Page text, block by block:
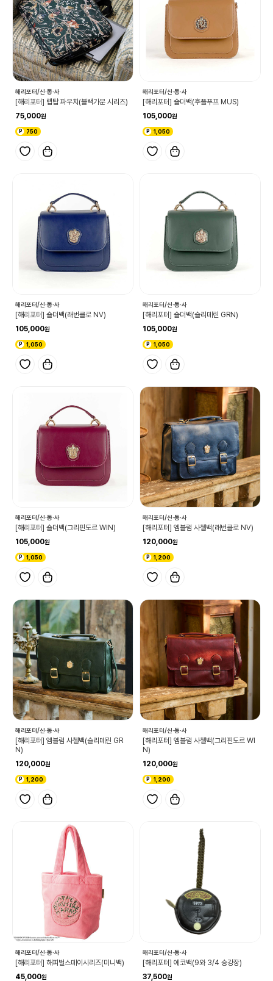
해리포터/신·동·사
[해리포터] 랩탑 파우치(블랙가문 시리즈)
75,000
750
해리포터/신·동·사
[해리포터] 숄더백(후플푸프 MUS)
105,000
1,050
해리포터/신·동·사
[해리포터] 숄더백(래번클로 NV)
105,000
1,050
해리포터/신·동·사
[해리포터] 숄더백(슬리데린 GRN)
105,000
1,050
해리포터/신·동·사
[해리포터] 숄더백(그리핀도르 WIN)
105,000
1,050
해리포터/신·동·사
[해리포터] 엠블럼 사첼백(래번클로 NV)
120,000
1,200
해리포터/신·동·사
[해리포터] 엠블럼 사첼백(슬리데린 GR
N)
120,000
1,200
해리포터/신·동·사
[해리포터] 엠블럼 사첼백(그리핀도르 WI
N)
120,000
1,200
해리포터/신·동·사
[해리포터] 해피벌스데이시리즈(미니백)
45,000
해리포터/신·동·사
[해리포터] 에코백(9와 3/4 승강장)
37,500